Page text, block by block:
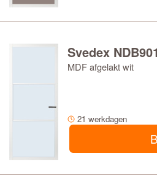
Svedex
MDF afgelakt wit
21 werkdagen